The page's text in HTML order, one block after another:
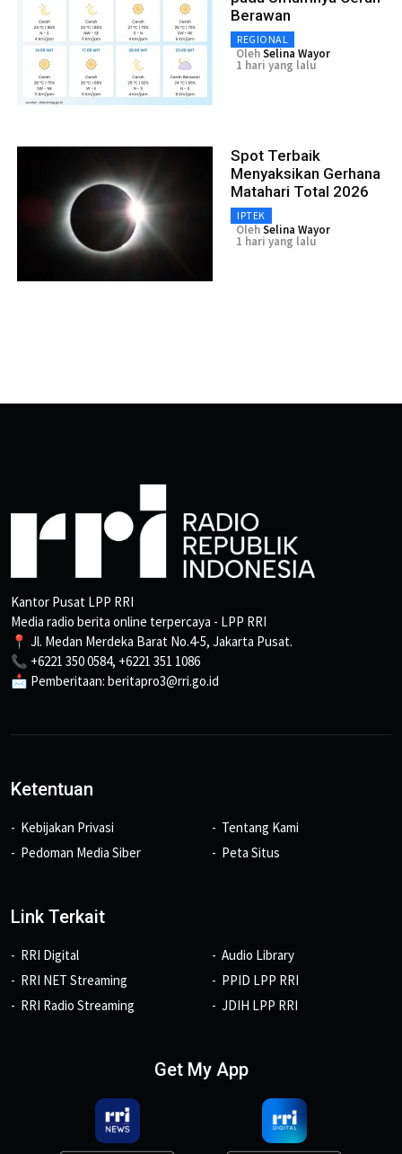
Berawan
REGIONAL
OlehSelina Wayor
1 hari yang lalu
Spot Terbaik
Menyaksikan Gerhana
Matahari Total 2026
IPTEK
OlehSelina Wayor
1 hari yang lalu
Kantor Pusat LPP RRI
Media radio berita online terpercaya - LPP RRI
📍 Jl. Medan Merdeka Barat No.4-5, Jakarta Pusat.
📞 +6221 350 0584, +6221 351 1086
📩 Pemberitaan: beritapro3@rri.go.id
Ketentuan
Kebijakan Privasi
Pedoman Media Siber
Tentang Kami
Peta Situs
Link Terkait
RRI Digital
RRI NET Streaming
RRI Radio Streaming
Audio Library
PPID LPP RRI
JDIH LPP RRI
Get My App